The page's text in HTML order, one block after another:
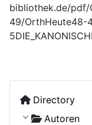
Directory
Autoren
bibliothek.de/
49/OrthHeute48-